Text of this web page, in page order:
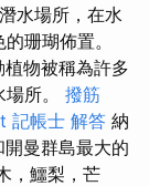
水場所，在水
珊瑚佈置。
物被稱為許多
所。 撥筋
記帳士 解答 納
曼群島最大的
，鱷梨，芒